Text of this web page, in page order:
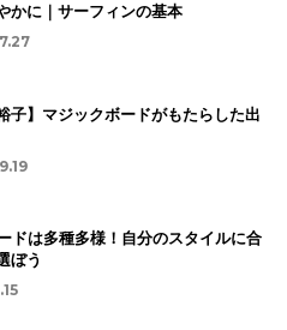
かに｜サーフィンの基本
子】マジックボードがもたらした出
ドは多種多様！自分のスタイルに合
ぼう